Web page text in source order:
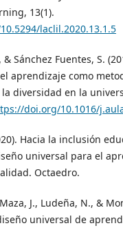
13(1).
laclil.2020.13.1.5
& Sánchez Fuentes, S.
aprendizaje como
diversidad en la
doi.org/10.1016/
Hacia la inclusión
universal para el
Octaedro.
J., Ludeña, N., &
universal de